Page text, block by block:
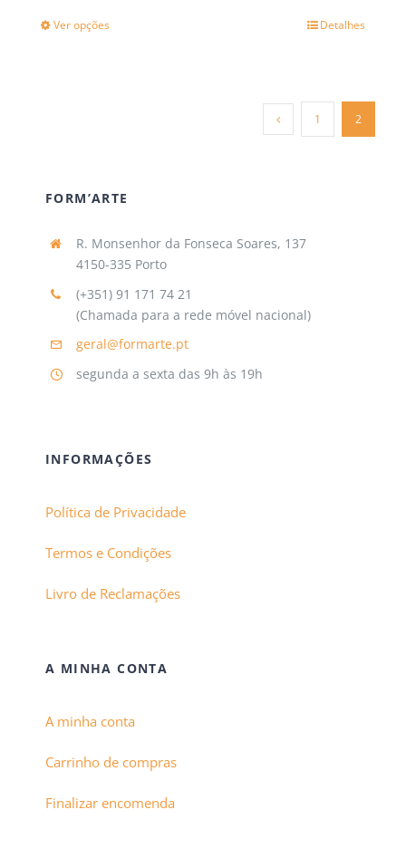
Ver opções Detalhes
1 2
FORM’ARTE
R. Monsenhor da Fonseca Soares, 137
4150-335 Porto
(+351) 91 171 74 21
(Chamada para a rede móvel nacional)
geral@formarte.pt
segunda a sexta das 9h às 19h
INFORMAÇÕES
Política de Privacidade
Termos e Condições
Livro de Reclamações
A MINHA CONTA
A minha conta
Carrinho de compras
Finalizar encomenda